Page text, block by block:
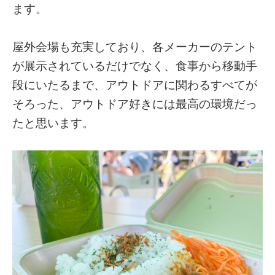
ます。
屋外会場も充実しており、各メーカーのテント
が展示されているだけでなく、食事から移動手
段にいたるまで、アウトドアに関わるすべてが
そろった、アウトドア好きには最高の環境だっ
たと思います。